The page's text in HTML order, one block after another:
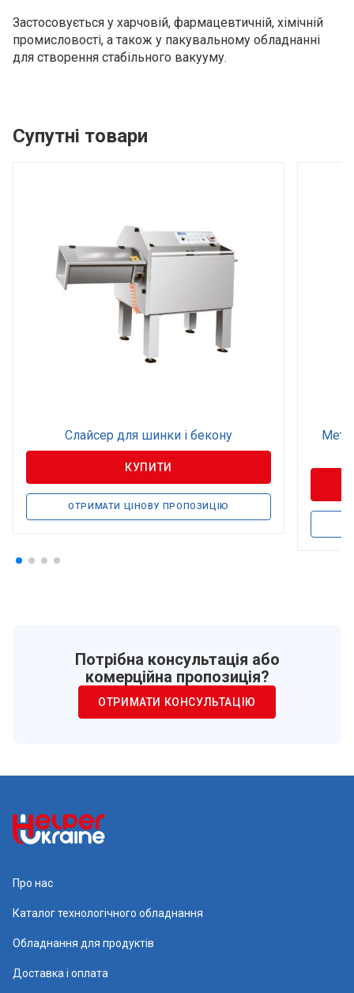
Застосовується у харчовій, фармацевтичній, хімічній
промисловості, а також у пакувальному обладнанні
для створення стабільного вакууму.
Супутні товари
Слайсер для шинки і бекону
КУПИТИ
ОТРИМАТИ ЦІНОВУ ПРОПОЗИЦІЮ
Потрібна консультація або
комерційна пропозиція?
ОТРИМАТИ КОНСУЛЬТАЦІЮ
Про нас
Каталог технологічного обладнання
Обладнання для продуктів
Доставка і оплата